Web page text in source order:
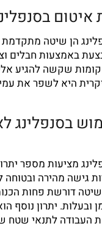
איטום
הן שיטה מתקדמת
באמצעות חבלים
שקשה להגיע
היא לשפר את
בסנפלינג
מציעות מספר
גישה מהירה ובטוחה
דורשת פחות
ובעלות. יתרון נוסף
העבודה לתנאי שטח